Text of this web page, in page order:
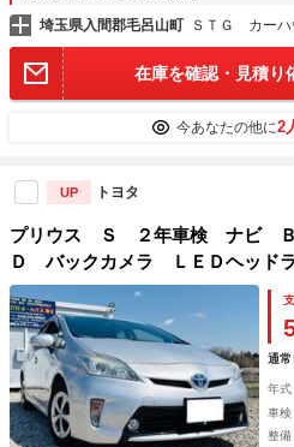
埼玉県入間郡毛呂山町 ＳＴＧ カーハ
在庫を確認・見積り
今あなたの他に2
UP トヨタ
プリウス Ｓ ２年車検 ナビ
Ｄ バックカメラ ＬＥＤヘッ
スマートキー Ｆフォグランプ
イト／エアコン ドライブレコーダ
通常
年式
車検
整備